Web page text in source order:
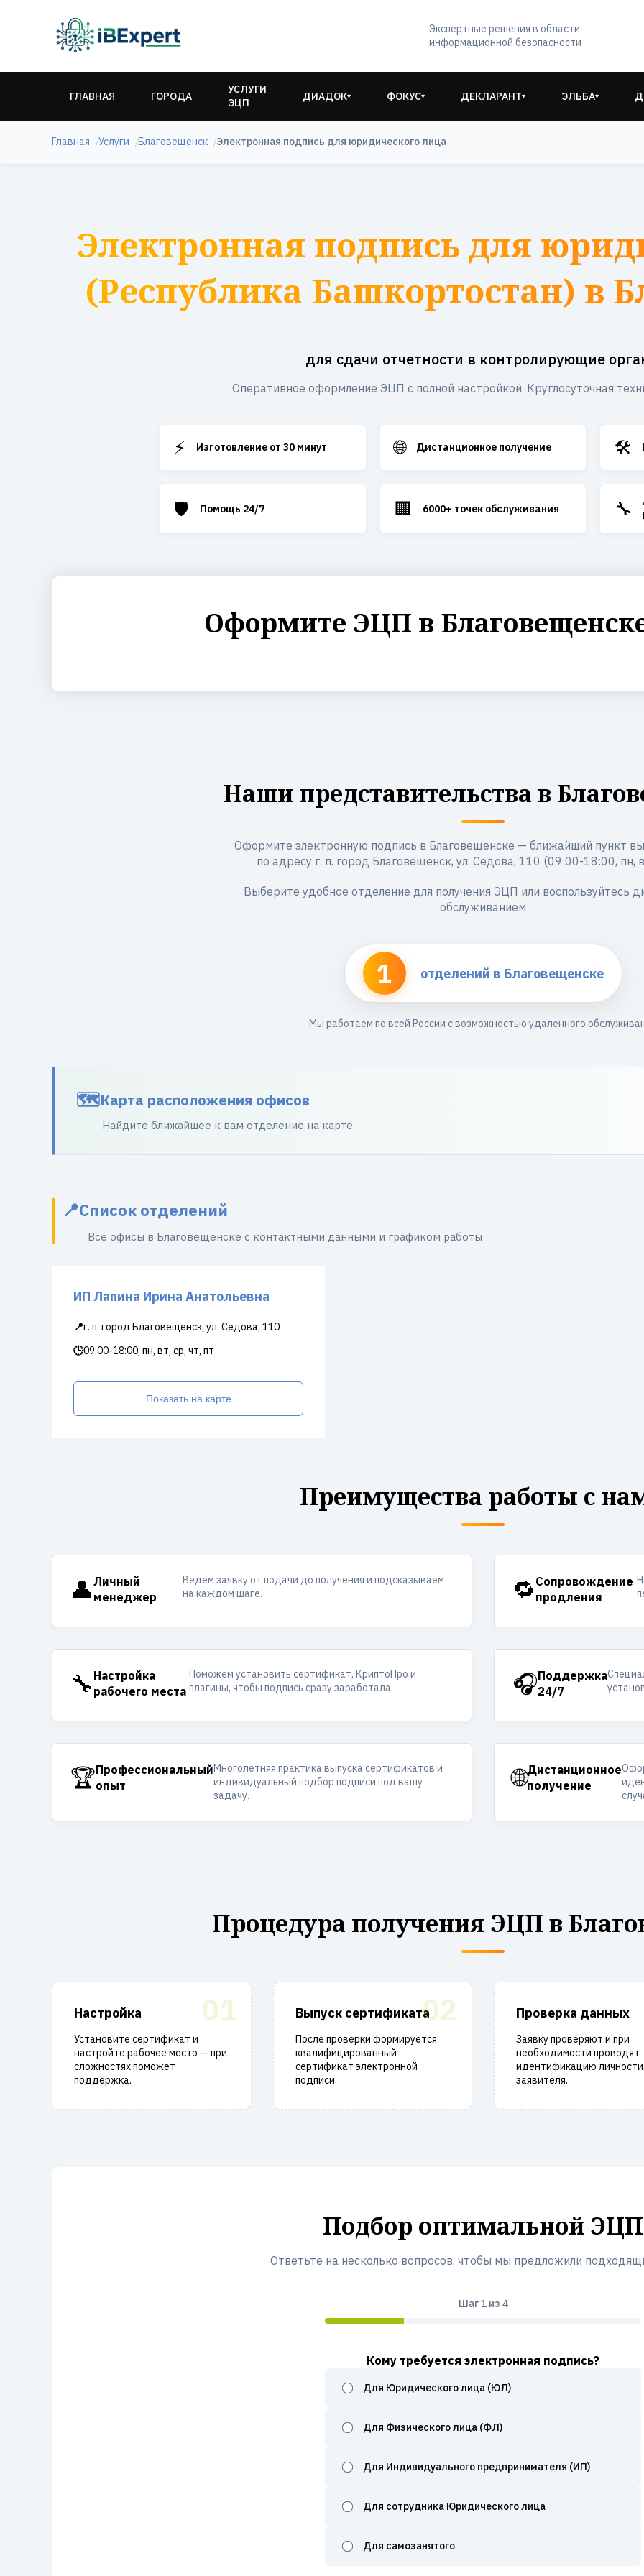
Экспертные решения в области
информационной безопасности
ГЛАВНАЯ ГОРОДА
УСЛУГИ
ЭЦП
ДИАДОК▾ ФОКУС▾ ДЕКЛАРАНТ▾ ЭЛЬБА▾
Главная Услуги Благовещенск Электронная подпись для юридического лица
Электронная подпись для
(Республика Башкортостан) в
для сдачи отчетности в контролирующие
Оперативное оформление ЭЦП с полной настройкой. Круглосуточная
⚡ Изготовление от 30 минут 🌐 Дистанционное получение 🛠️
🛡️ Помощь 24/7 🏢 6000+ точек обслуживания 🔧
Оформите ЭЦП в
Наши представительства в
Оформите электронную подпись в Благовещенске — ближайший пункт
по адресу г. п. город Благовещенск, ул. Седова, 110 (09:00-18:00, пн,
Выберите удобное отделение для получения ЭЦП или воспользуйтесь
обслуживанием
1 отделений в Благовещенске
Мы работаем по всей России с возможностью удаленного
Карта расположения офисов
Найдите ближайшее к вам отделение на карте
Список отделений
Все офисы в Благовещенске с контактными данными и графиком работы
ИП Лапина Ирина Анатольевна
📍г. п. город Благовещенск, ул. Седова, 110
🕒09:00-18:00, пн, вт, ср, чт, пт
Показать на карте
Преимущества работы с
👤 Личный
менеджер
Ведём заявку от подачи до получения и подсказываем
на каждом шаге.
🔁 Сопровождение
продления
🔧 Настройка
рабочего места
Поможем установить сертификат, КриптоПро и
плагины, чтобы подпись сразу заработала.
🎧Поддержка
24/7
🏆Профессиональный
опыт
Многолетняя практика выпуска сертификатов и
индивидуальный подбор подписи под вашу
задачу.
🌐Дистанционное
получение
Процедура получения ЭЦП в
01
Настройка
Установите сертификат и
настройте рабочее место — при
сложностях поможет
поддержка.
02
Выпуск сертификата
После проверки формируется
квалифицированный
сертификат электронной
подписи.
Проверка данных
Заявку проверяют и при
необходимости проводят
идентификацию личности
заявителя.
Подбор оптимальной ЭЦП
Ответьте на несколько вопросов, чтобы мы предложили
Шаг1из 4
Кому требуется электронная подпись?
Для Юридического лица (ЮЛ)
Для Физического лица (ФЛ)
Для Индивидуального предпринимателя (ИП)
Для сотрудника Юридического лица
Для самозанятого